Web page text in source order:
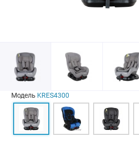
Модель KRES4300